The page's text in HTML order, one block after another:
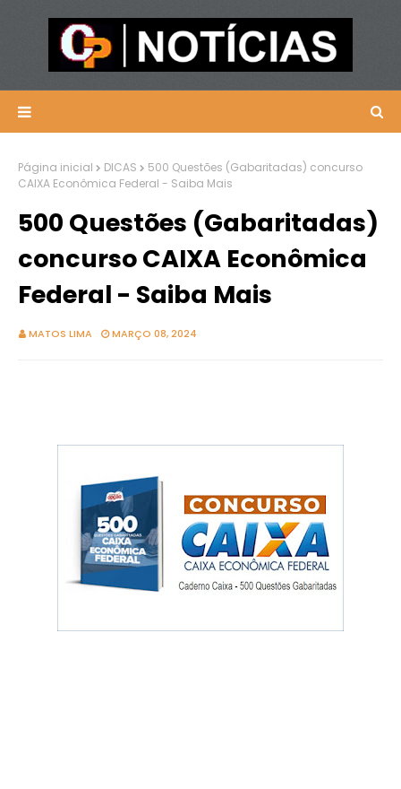
Página inicial DICAS
500 Questões (Gabaritadas) concurso
CAIXA Econômica Federal - Saiba Mais
500 Questões (Gabaritadas)
concurso CAIXA Econômica
Federal - Saiba Mais
MATOS LIMA MARÇO 08, 2024